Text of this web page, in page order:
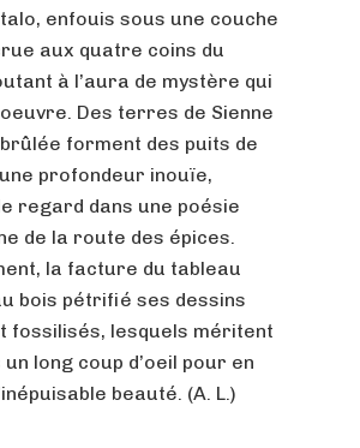
enfouis sous une couche
aux quatre coins du
à l’aura de mystère qui
Des terres de Sienne
forment des puits de
profondeur inouïe,
regard dans une poésie
de la route des épices.
la facture du tableau
bois pétrifié ses dessins
fossilisés, lesquels méritent
long coup d’oeil pour en
beauté. (A. L.)